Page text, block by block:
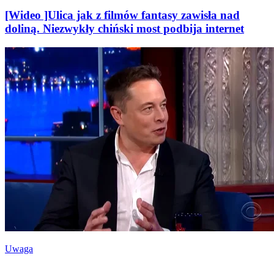
[Wideo ]Ulica jak z filmów fantasy zawisła nad
doliną. Niezwykły chiński most podbija internet
Uwaga